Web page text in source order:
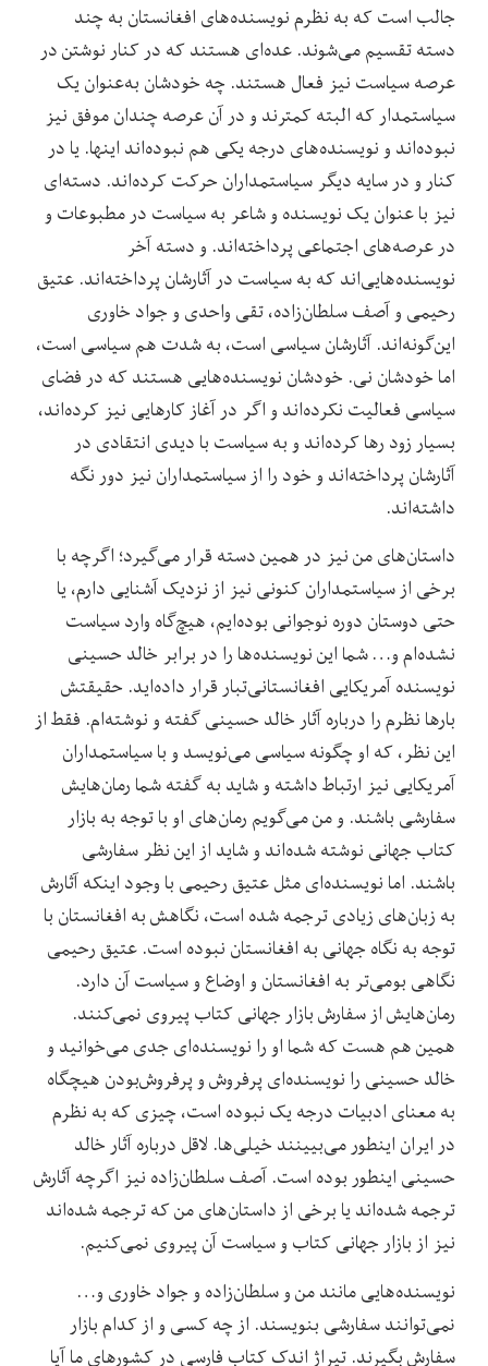
جالب است که به نظرم نویسنده‌های افغانستان به چند
دسته تقسیم می‌شوند. عده‌ای هستند که در کنار نوشتن در
عرصه‌ سیاست نیز فعال هستند. چه خودشان به‌عنوان یک
سیاستمدار که البته کمترند و در آن عرصه چندان موفق نیز
نبوده‌اند و نویسنده‌های درجه یکی هم نبوده‌اند اینها. یا در
کنار و در سایه‌ دیگر سیاستمداران حرکت کرده‌اند. دسته‌ای
نیز با عنوان یک نویسنده و شاعر به سیاست در مطبوعات و
در عرصه‌های اجتماعی پرداخته‌اند. و دسته‌ آخر
نویسنده‌هایی‌اند که به سیاست در آثارشان پرداخته‌اند. عتیق
رحیمی و آصف سلطان‌زاده، ‌تقی واحدی و جواد خاوری
‌‌این‌گونه‌اند. آثارشان سیاسی است، به شدت هم سیاسی است،
اما خودشان نی. خودشان نویسنده‌هایی هستند که در فضای
سیاسی فعالیت نکرده‌اند و اگر در آغاز کارهایی نیز کرده‌اند،
بسیار زود رها کرده‌اند و به سیاست با دیدی انتقادی در
آثارشان پرداخته‌اند و خود را از سیاستمداران نیز دور نگه
داشته‌اند.
داستان‌‌های من نیز در همین دسته قرار می‌گیرد؛ اگرچه با
برخی از سیاستمداران کنونی نیز از نزدیک آشنایی دارم، یا
حتی دوستان دوره‌ نوجوانی بوده‌ایم، هیچ‌گاه وارد سیاست
نشده‌ام و… شما این‌ نویسنده‌ها را در برابر خالد حسینی
نویسنده‌ آمریکایی‌ افغانستانی‌تبار قرار داده‌اید. حقیقتش
بارها نظرم را درباره‌ آثار خالد حسینی گفته ‌و نوشته‌ام. فقط از
این نظر، که او چگونه سیاسی می‌نویسد و با سیاستمداران
آمریکایی نیز ارتباط داشته و شاید به گفته‌ شما رمان‌هایش
سفارشی باشند. و من می‌گویم رمان‌های او با توجه به بازار
کتاب جهانی نوشته‌ شده‌اند و شاید از این نظر سفارشی
باشند. اما نویسنده‌‌‌ای مثل عتیق رحیمی با وجود اینکه آثارش
به زبان‌های زیادی ترجمه شده‌ است، نگاهش به افغانستان با
توجه به نگاه جهانی به افغانستان نبوده است. عتیق رحیمی
نگاهی بومی‌تر به افغانستان و اوضاع و سیاست آن دارد.
رمان‌هایش از سفارش بازار جهانی کتاب پیروی نمی‌کنند.
همین هم هست که شما او را نویسنده‌ای جدی می‌‌خوانید و
خالد حسینی را نویسنده‌ای پرفروش و پرفروش‌بودن هیچگاه
به معنای ادبیات درجه یک نبوده است، چیزی که به نظرم
در ایران اینطور می‌بیینند خیلی‌ها. لاقل درباره‌ آثار خالد
حسینی اینطور بوده است. آصف سلطان‌زاده نیز اگرچه آثارش
ترجمه شده‌اند یا برخی از داستان‌های من که ترجمه شده‌اند
نیز از بازار جهانی کتاب و سیاست آن پیروی نمی‌کنیم.
نویسنده‌هایی مانند من و سلطان‌زاده و جواد خاوری و…
نمی‌توانند سفارشی بنویسند. از چه کسی و از کدام بازار
سفارش بگیرند. تیراژ اندک کتاب فارسی در کشورهای ما آیا